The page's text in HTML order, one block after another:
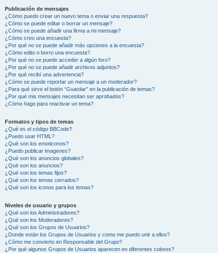
Publicación de mensajes
¿Cómo puedo crear un nuevo tema o enviar una respuesta?
¿Cómo se puede editar o borrar un mensaje?
¿Cómo se puede añadir una firma a mi mensaje?
¿Cómo creo una encuesta?
¿Por qué no se puede añadir más opciones a la encuesta?
¿Cómo edito o borro una encuesta?
¿Por qué no se puede acceder a algún foro?
¿Por qué no se puede añadir archivos adjuntos?
¿Por qué recibí una advertencia?
¿Cómo se puede reportar un mensaje a un moderador?
¿Para qué sirve el botón “Guardar” en la publicación de temas?
¿Por qué mis mensajes necesitan ser aprobados?
¿Cómo hago para reactivar un tema?
Formatos y tipos de temas
¿Qué es el código BBCode?
¿Puedo usar HTML?
¿Qué son los emoticonos?
¿Puedo publicar imagenes?
¿Qué son los anuncios globales?
¿Qué son los anuncios?
¿Qué son los temas fijos?
¿Qué son los temas cerrados?
¿Qué son los iconos para los temas?
Niveles de usuario y grupos
¿Qué son los Administradores?
¿Qué son los Moderadores?
¿Qué son los Grupos de Usuarios?
¿Donde están los Grupos de Usuarios y como me puedo unir a ellos?
¿Cómo me convierto en Responsable del Grupo?
¿Por qué algunos Grupos de Usuarios aparecen en diferentes colores?